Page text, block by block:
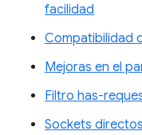
facilidad
Compatibilidad
Mejoras en el
Filtro has-
Sockets